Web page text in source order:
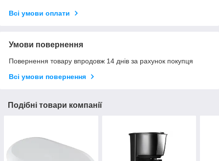
Всі умови оплати
Умови повернення
Повернення товару впродовж 14 днів за рахунок покупця
Всі умови повернення
Подібні товари компанії